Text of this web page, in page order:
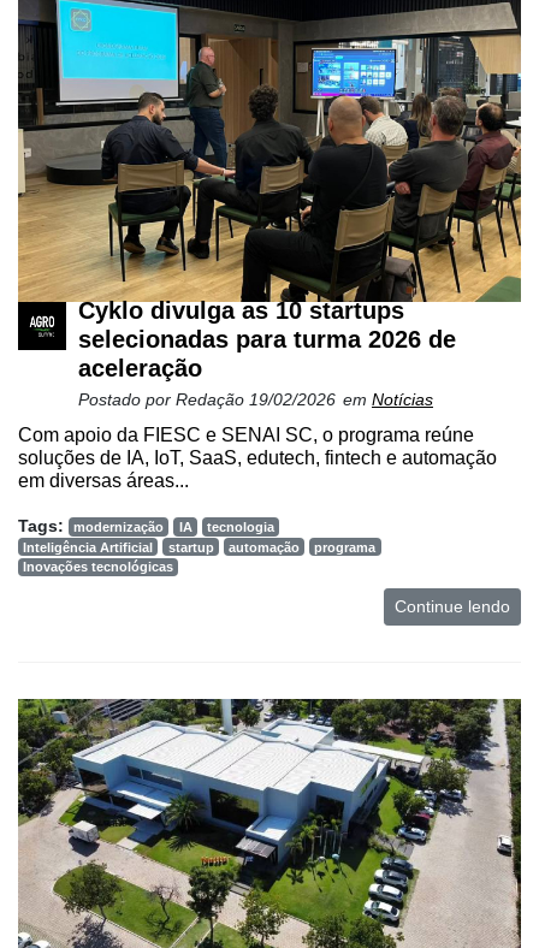
Cyklo divulga as 10 startups
selecionadas para turma 2026 de
aceleração
Postado por Redação 19/02/2026 em Notícias
Com apoio da FIESC e SENAI SC, o programa reúne
soluções de IA, IoT, SaaS, edutech, fintech e automação
em diversas áreas...
Tags: modernização IA
tecnologia
Inteligência Artificial
startup automação
programa
Inovações tecnológicas
Continue lendo